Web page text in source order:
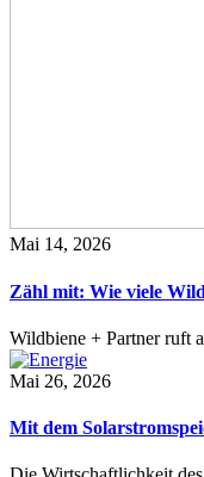
Mai 14, 2026
Zähl mit: Wie viele
Wildbiene + Partner ruft
Mai 26, 2026
Mit dem